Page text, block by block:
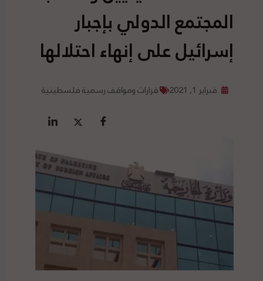
المجتمع الدولي بإجبار
إسرائيل على إنهاء احتلالها
فبراير 1, 2021 قرارات ومواقف رسمية فلسطينية